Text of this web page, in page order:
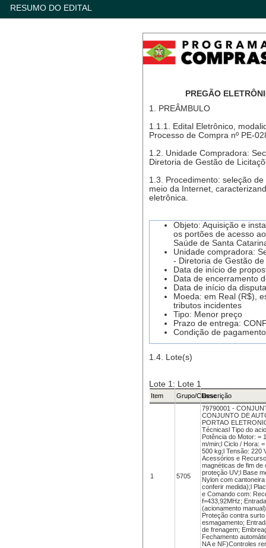
RESUMO DO EDITAL
PREGÃO
1. PREÂMBULO
1.1.1. Edital Eletrônico,
Processo de Compra nº PE-
1.2. Unidade Compradora:
Diretoria de Gestão de
1.3. Procedimento: seleção
meio da Internet,
eletrônica.
Objeto: Aquisição e
os portões de acesso
Saúde de Santa
Unidade compradora:
- Diretoria de Gestão
Data de início de
Data de encerramento
Data de início da
Moeda: em Real (R$),
tributos incidentes
Tipo: Menor preço
Prazo de entrega:
Condição de
1.4. Lote(s)
Lote 1: Lote 1
Item Grupo/ClasseDescrição
1 5705
79790001 -
CONJUNTO DE
PORTAO
Técnicasl Tipo do
Potência do Motor: =
m/min;l Ciclo / Hora:
500 kg;l Tensão: 220
Acessórios e
magnéticas de fim de
proteção UV;l Base
Nylon com
conferir medida);l
e Comando com:
f=433,92MHz;
(acionamento
Proteção contra
esmagamento;
de frenagem;
Fechamento
NA e NF)Controles